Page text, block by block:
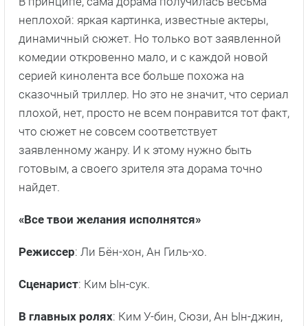
неплохой: яркая картинка, известные актеры,
динамичный сюжет. Но только вот заявленной
комедии откровенно мало, и с каждой новой
серией кинолента все больше похожа на
сказочный триллер. Но это не значит, что сериал
плохой, нет, просто не всем понравится тот факт,
что сюжет не совсем соответствует
заявленному жанру. И к этому нужно быть
готовым, а своего зрителя эта дорама точно
найдет.
«Все твои желания исполнятся»
Режиссер: Ли Бён-хон, Ан Гиль-хо.
Сценарист: Ким Ын-сук.
В главных ролях: Ким У-бин, Сюзи, Ан Ын-джин,